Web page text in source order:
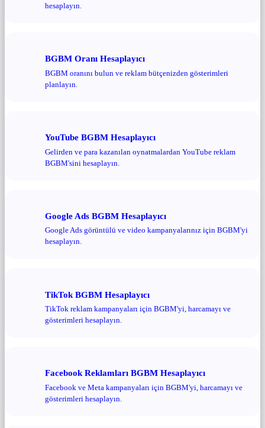
hesaplayın.
BGBM Oranı Hesaplayıcı
BGBM oranını bulun ve reklam bütçenizden gösterimleri
planlayın.
YouTube BGBM Hesaplayıcı
Gelirden ve para kazanılan oynatmalardan YouTube reklam
BGBM'sini hesaplayın.
Google Ads BGBM Hesaplayıcı
Google Ads görüntülü ve video kampanyalarınız için BGBM'yi
hesaplayın.
TikTok BGBM Hesaplayıcı
TikTok reklam kampanyaları için BGBM'yi, harcamayı ve
gösterimleri hesaplayın.
Facebook Reklamları BGBM Hesaplayıcı
Facebook ve Meta kampanyaları için BGBM'yi, harcamayı ve
gösterimleri hesaplayın.